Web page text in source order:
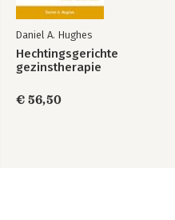
Daniel A. Hughes
Hechtingsgerichte
gezinstherapie
€ 56,50